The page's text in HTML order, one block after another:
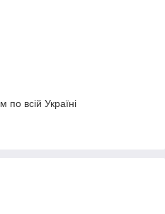
по всій Україні